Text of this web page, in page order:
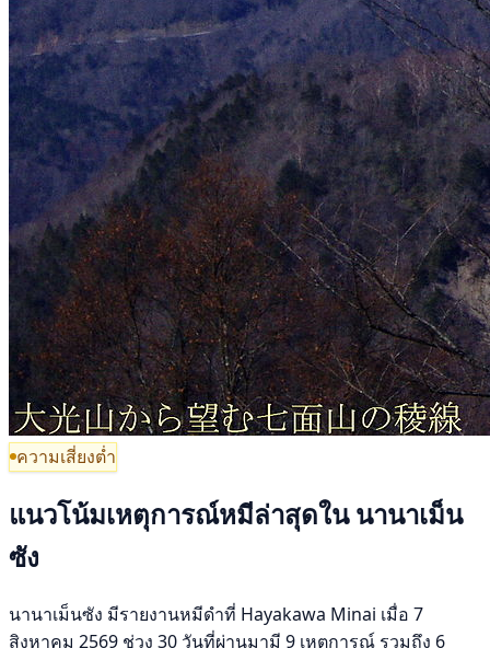
ความเสี่ยงต่ำ
แนวโน้มเหตุการณ์หมีล่าสุดใน นานาเม็น
ซัง
นานาเม็นซัง มีรายงานหมีดำที่ Hayakawa Minai เมื่อ 7
สิงหาคม 2569 ช่วง 30 วันที่ผ่านมามี 9 เหตุการณ์ รวมถึง 6